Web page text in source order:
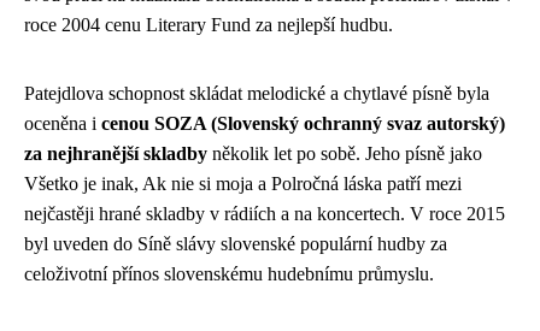
roce 2004 cenu Literary Fund za nejlepší hudbu.
Patejdlova schopnost skládat melodické a chytlavé písně byla
oceněna i cenou SOZA (Slovenský ochranný svaz autorský)
za nejhranější skladby několik let po sobě. Jeho písně jako
Všetko je inak, Ak nie si moja a Polročná láska patří mezi
nejčastěji hrané skladby v rádiích a na koncertech. V roce 2015
byl uveden do Síně slávy slovenské populární hudby za
celoživotní přínos slovenskému hudebnímu průmyslu.